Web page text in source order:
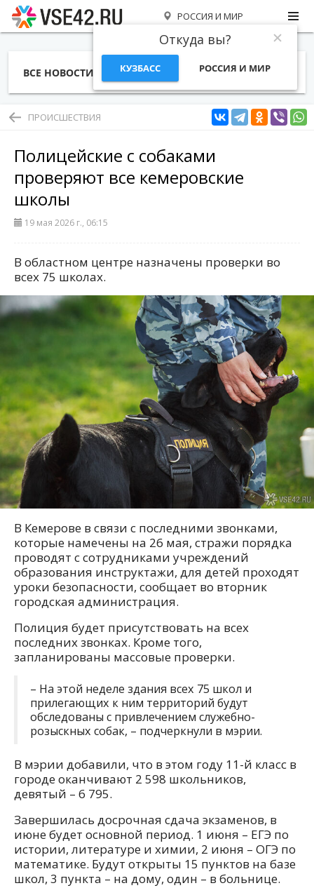
РОССИЯ И МИР
Откуда вы?
КУЗБАСС РОССИЯ И МИР
ВСЕ НОВОСТИ СТАТЬИ ТЕМЫ ФОТО
ПРОИСШЕСТВИЯ
Полицейские с собаками
проверяют все кемеровские
школы
19 мая 2026 г., 06:15
В областном центре назначены проверки во
всех 75 школах.
В Кемерове в связи с последними звонками,
которые намечены на 26 мая, стражи порядка
проводят с сотрудниками учреждений
образования инструктажи, для детей проходят
уроки безопасности, сообщает во вторник
городская администрация.
Полиция будет присутствовать на всех
последних звонках. Кроме того,
запланированы массовые проверки.
– На этой неделе здания всех 75 школ и
прилегающих к ним территорий будут
обследованы с привлечением служебно-
розыскных собак, – подчеркнули в мэрии.
В мэрии добавили, что в этом году 11-й класс в
городе оканчивают 2 598 школьников,
девятый – 6 795.
Завершилась досрочная сдача экзаменов, в
июне будет основной период. 1 июня – ЕГЭ по
истории, литературе и химии, 2 июня – ОГЭ по
математике. Будут открыты 15 пунктов на базе
школ, 3 пункта – на дому, один – в больнице.